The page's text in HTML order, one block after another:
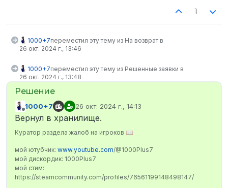
1
1000+7переместил эту тему из На возврат в
26 окт. 2024 г., 13:46
1000+7переместил эту тему из Решенные заявки в
26 окт. 2024 г., 13:48
Не в сети
1000+7 26 окт. 2024 г., 14:13
отредактировано
Вернул в хранилище.
Куратор раздела жалоб на игроков 📖
мой ютубчик: www.youtube.com/@1000Plus7
мой дискордик: 1000Plus7
мой стим:
https://steamcommunity.com/profiles/76561199148498147/